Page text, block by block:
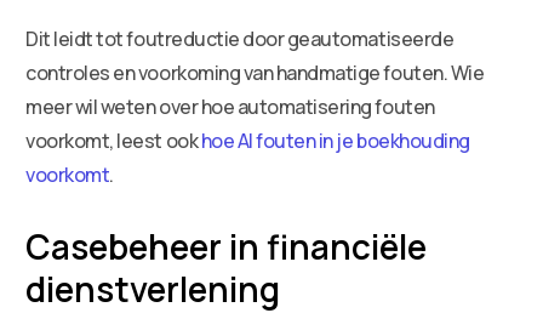
Dit leidt tot foutreductie door geautomatiseerde
controles en voorkoming van handmatige fouten. Wie
meer wil weten over hoe automatisering fouten
voorkomt, leest ookhoe AI fouten in je boekhouding
voorkomt.
Casebeheer in financiële
dienstverlening